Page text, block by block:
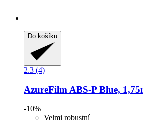
Do košíku
2.3 (4)
AzureFilm ABS-​P Blue,
-10%
Velmi robustní